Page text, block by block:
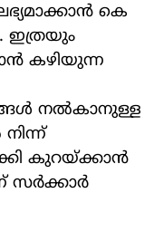
കെ
ഇത്രയും
കഴിയുന്ന
നല്‍കാനുള്ള
കുറയ്ക്കാന്‍
സര്‍ക്കാര്‍